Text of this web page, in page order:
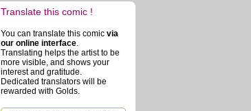
Translate this comic !
You can translate this comic via
our online interface.
Translating helps the artist to be
more visible, and shows your
interest and gratitude.
Dedicated translators will be
rewarded with Golds.